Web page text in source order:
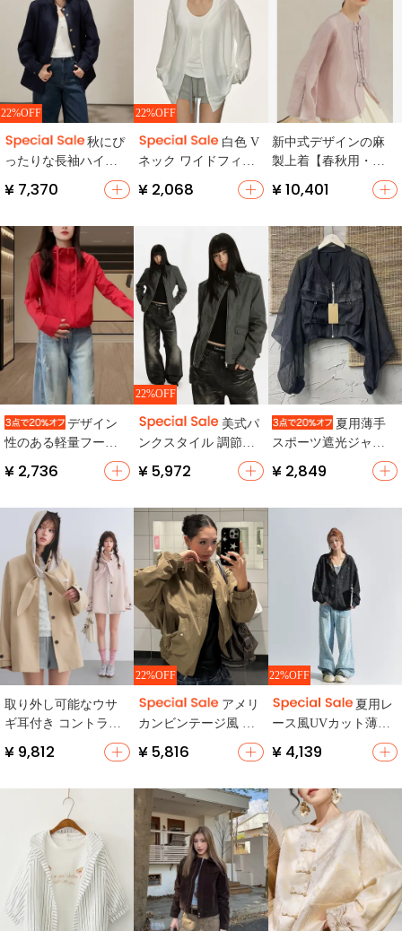
22%OFF
秋にぴ
ったりな長袖ハイネ
ックカジュアルジャ
ケット【おしゃれな
ったりシルエット】
¥ 7,370
22%OFF
白色 V
ネック ワイドフィッ
ト 薄手 UVカットカ
ーディガン【夏用・
¥ 2,068
新中式デザインの麻
製上着【春秋用・盤
ト】
¥ 10,401
デザイン
性のある軽量フード
付き日焼け防止ジャ
ケット【レディー
（セットアップ対
応）
¥ 2,736
22%OFF
美式パ
ンクスタイル 調節可
能な金属ボタン付き
ワークジャケット
ットスタイル・ショ
ート丈】
¥ 5,972
夏用薄手
スポーツ遮光ジャケ
ット【アメリカンス
タイル・ショート・
¥ 2,849
取り外し可能なウサ
ギ耳付き コントラス
トチェック柄 トレン
チコート【ゆったり
ルデザイン】
¥ 9,812
22%OFF
アメリ
カンビンテージ風 フ
【デザイン感・ルー
ト丈】
¥ 5,816
22%OFF
夏用レ
ース風UVカット薄手
フード付きカーディ
ガン【女性用・スタ
プ対応）
¥ 4,139